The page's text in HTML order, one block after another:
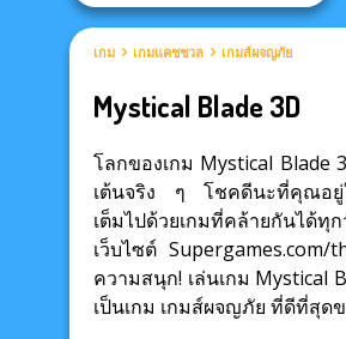
เกม เกมแคชชวล เกมส์ผจญภัย
Mystical Blade 3D
โลกของเกม Mystical Blade
เต้นจริง ๆ โชคดีนะที่คุณอยู่
เต็มไปด้วยเกมที่คล้ายกันได้ทุ
เว็บไซต์ Supergames.com/
ความสนุก! เล่นเกม Mystical
เป็นเกม เกมส์ผจญภัย ที่ดีที่สุดข